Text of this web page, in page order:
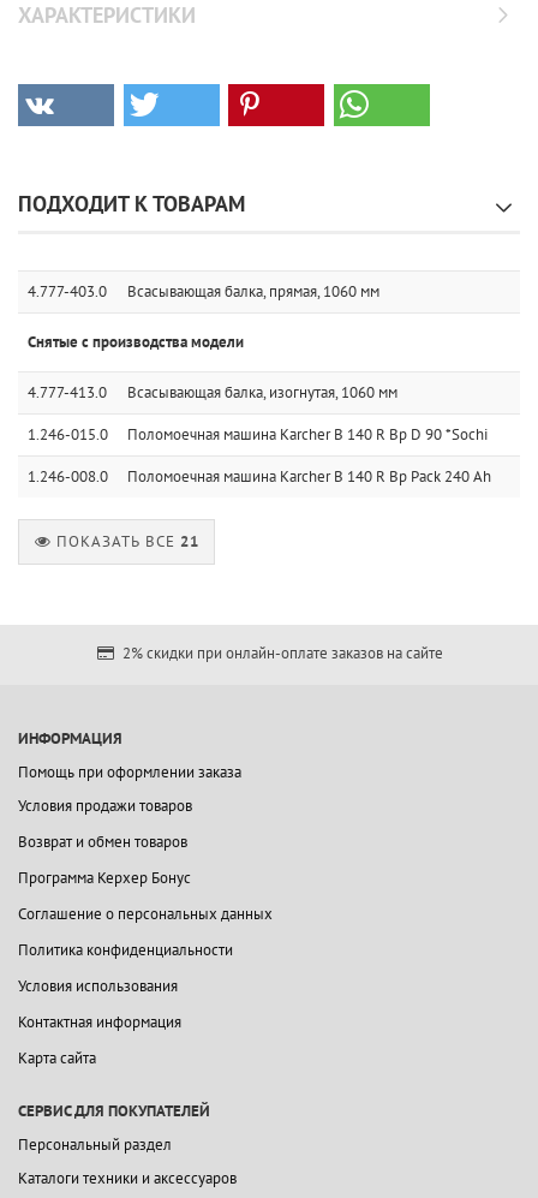
ХАРАКТЕРИСТИКИ
ПОДХОДИТ К ТОВАРАМ
4.777-403.0 Всасывающая балка, прямая, 1060 мм
Снятые с производства модели
4.777-413.0 Всасывающая балка, изогнутая, 1060 мм
1.246-015.0 Поломоечная машина Karcher B 140 R Bp D 90 *Sochi
1.246-008.0 Поломоечная машина Karcher B 140 R Bp Pack 240 Ah
ПОКАЗАТЬ ВСЕ 21
2% скидки при онлайн-оплате заказов на сайте
ИНФОРМАЦИЯ
Помощь при оформлении заказа
Условия продажи товаров
Возврат и обмен товаров
Программа Керхер Бонус
Соглашение о персональных данных
Политика конфиденциальности
Условия использования
Контактная информация
Карта сайта
СЕРВИС ДЛЯ ПОКУПАТЕЛЕЙ
Персональный раздел
Каталоги техники и аксессуаров